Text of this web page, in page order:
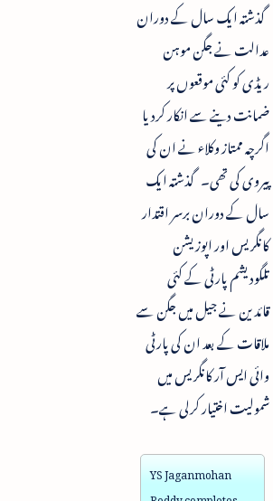
گذشتہ ایک سال کے دوران
عدالت نے جگن موہن
ریڈی کو کئی موقعوں پر
ضمانت دینے سے انکار کردیا
اگرچہ ممتاز وکلاء نے ان کی
پیروی کی تھی۔ گذشتہ ایک
سال کے دوران برسر اقتدار
کانگریس اور اپوزیشن
تلگودیشم پارٹی کے کئی
قائدین نے جیل میں جگن سے
ملاقات کے بعد ان کی پارٹی
وائی ایس آر کانگریس میں
شمولیت اختیار کرلی ہے۔
YS Jaganmohan